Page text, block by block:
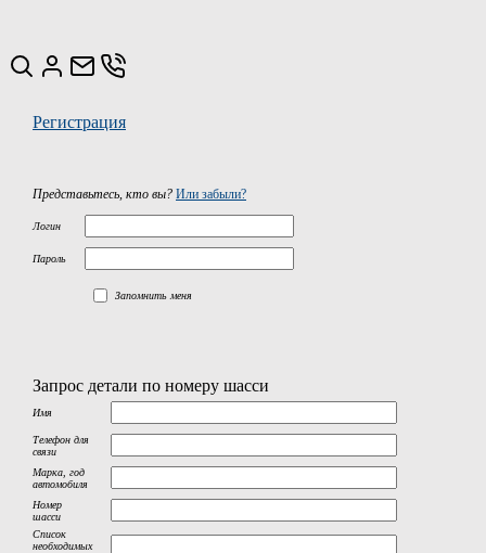
Регистрация
Представьтесь, кто вы? Или забыли?
Логин
Пароль
Запомнить меня
Запрос детали по номеру шасси
Имя
Телефон для
связи
Марка, год
автомобиля
Номер
шасси
Список
необходимых